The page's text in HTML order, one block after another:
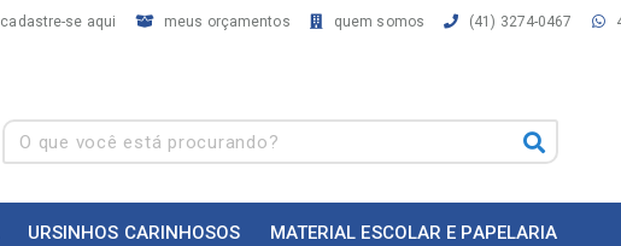
cadastre-se aqui meus orçamentos quem somos (41) 3274-0467
URSINHOS CARINHOSOS MATERIAL ESCOLAR E PAPELARIA